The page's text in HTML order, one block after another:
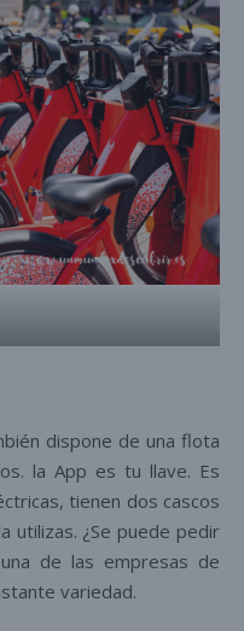
dispone de una flota
la App es tu llave. Es
tienen dos cascos
utilizas. ¿Se puede pedir
de las empresas de
variedad.